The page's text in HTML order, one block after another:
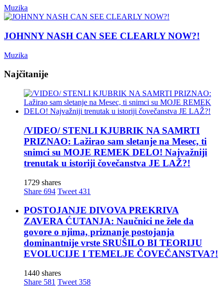
Muzika
JOHNNY NASH CAN SEE CLEARLY NOW?!
Muzika
Najčitanije
/VIDEO/ STENLI KJUBRIK NA SAMRTI
PRIZNAO: Lažirao sam sletanje na Mesec, ti
snimci su MOJE REMEK DELO! Najvažniji
trenutak u istoriji čovečanstva JE LAŽ?!
1729 shares
Share 694 Tweet 431
POSTOJANJE DIVOVA PREKRIVA
ZAVERA ĆUTANJA: Naučnici ne žele da
govore o njima, priznanje postojanja
dominantnije vrste SRUŠILO BI TEORIJU
EVOLUCIJE I TEMELJE ČOVEČANSTVA?!
1440 shares
Share 581 Tweet 358